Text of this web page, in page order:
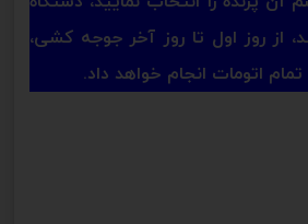
از روز اول تا روز آخر جوجه کشی،
اتومات انجام خواهد داد.